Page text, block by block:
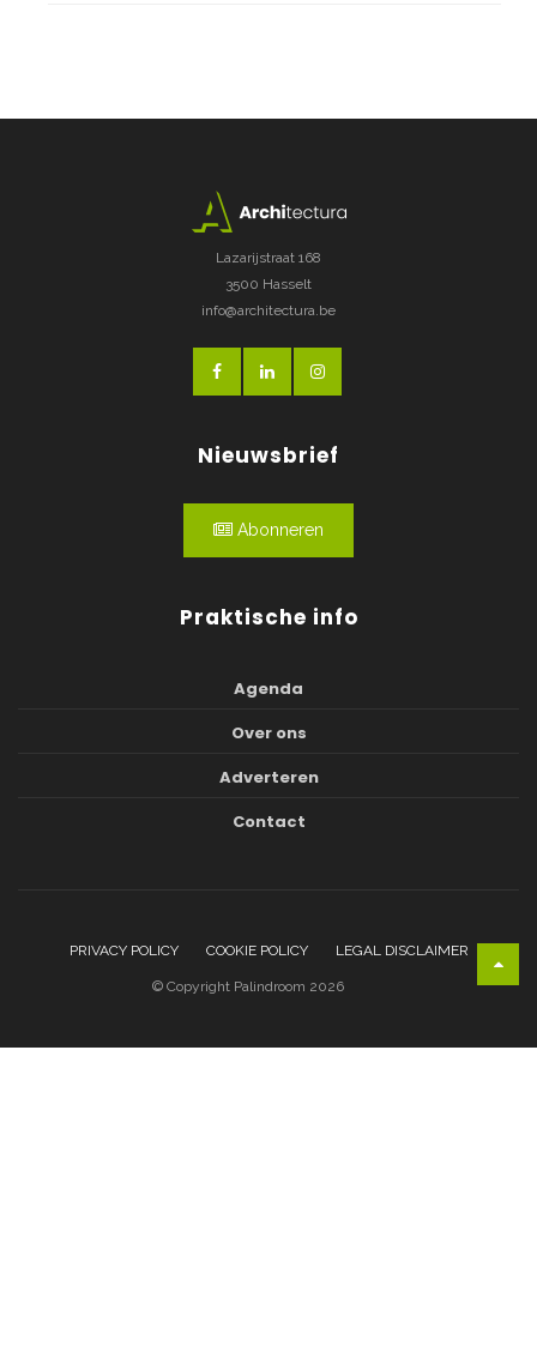
Lazarijstraat 168
3500 Hasselt
info@architectura.be
Nieuwsbrief
Abonneren
Praktische info
Agenda
Over ons
Adverteren
Contact
PRIVACY POLICY COOKIE POLICY LEGAL DISCLAIMER
© Copyright Palindroom 2026